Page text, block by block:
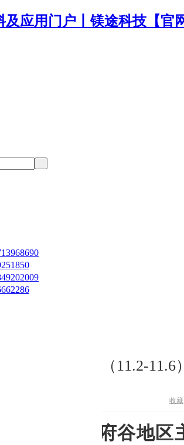
镁市场：（11.2-
收藏
，今日府谷地区